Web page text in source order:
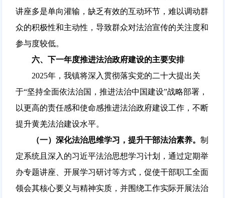
讲座多是单向灌输，缺乏有效的互动环节，难以调动群
众的积极性和主动性，导致群众对法治宣传的关注度和
参与度较低。
六、下一年度推进法治政府建设的主要安排
2025年，我镇将深入贯彻落实党的二十大提出关
于“坚持全面依法治国，推进法治中国建设”战略部署，
以更高的责任感和使命感推进法治政府建设工作，不断
提升黄羌法治建设水平。
（一）深化法治思维学习，提升干部法治素养。 制
定系统且深入的习近平法治思想学习计划，通过定期举
办专题讲座、开展学习研讨等方式，促使干部职工全面
领会其核心要义与精神实质，并围绕工作实际开展法治